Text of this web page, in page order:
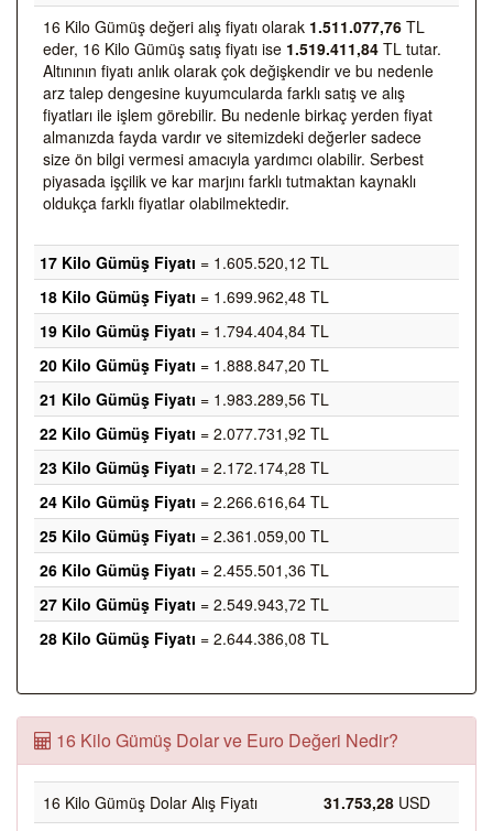
16 Kilo Gümüş değeri alış fiyatı olarak 1.511.077,76 TL
eder, 16 Kilo Gümüş satış fiyatı ise 1.519.411,84 TL tutar.
Altınının fiyatı anlık olarak çok değişkendir ve bu nedenle
arz talep dengesine kuyumcularda farklı satış ve alış
fiyatları ile işlem görebilir. Bu nedenle birkaç yerden fiyat
almanızda fayda vardır ve sitemizdeki değerler sadece
size ön bilgi vermesi amacıyla yardımcı olabilir. Serbest
piyasada işçilik ve kar marjını farklı tutmaktan kaynaklı
oldukça farklı fiyatlar olabilmektedir.
17 Kilo Gümüş Fiyatı = 1.605.520,12 TL
18 Kilo Gümüş Fiyatı = 1.699.962,48 TL
19 Kilo Gümüş Fiyatı = 1.794.404,84 TL
20 Kilo Gümüş Fiyatı = 1.888.847,20 TL
21 Kilo Gümüş Fiyatı = 1.983.289,56 TL
22 Kilo Gümüş Fiyatı = 2.077.731,92 TL
23 Kilo Gümüş Fiyatı = 2.172.174,28 TL
24 Kilo Gümüş Fiyatı = 2.266.616,64 TL
25 Kilo Gümüş Fiyatı = 2.361.059,00 TL
26 Kilo Gümüş Fiyatı = 2.455.501,36 TL
27 Kilo Gümüş Fiyatı = 2.549.943,72 TL
28 Kilo Gümüş Fiyatı = 2.644.386,08 TL
16 Kilo Gümüş Dolar ve Euro Değeri Nedir?
16 Kilo Gümüş Dolar Alış Fiyatı 31.753,28 USD